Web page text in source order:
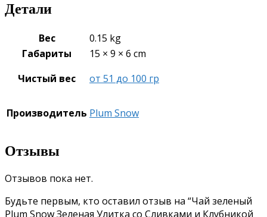
Детали
Вес
0.15 kg
Габариты
15 × 9 × 6 cm
Чистый вес
от 51 до 100 гр
Производитель Plum Snow
Отзывы
Отзывов пока нет.
Будьте первым, кто оставил отзыв на “Чай зеленый
Plum Snow Зеленая Улитка со Сливками и Клубникой